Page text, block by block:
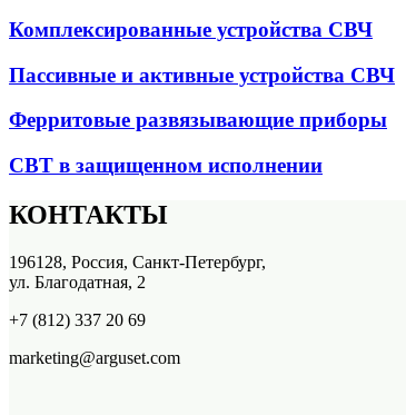
Комплексированные устройства СВЧ
Пассивные и активные устройства СВЧ
Ферритовые развязывающие приборы
СВТ в защищенном исполнении
КОНТАКТЫ
196128, Россия, Санкт-Петербург,
ул. Благодатная, 2
+7 (812) 337 20 69
marketing@arguset.com